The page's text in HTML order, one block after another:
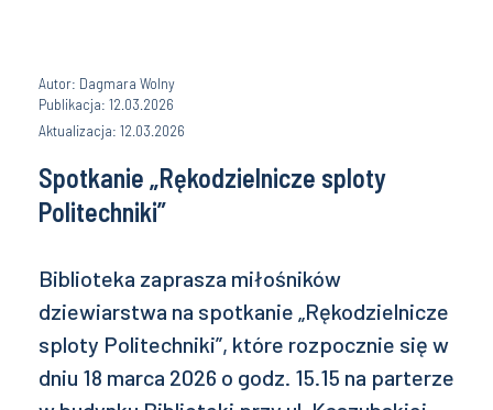
Autor: Dagmara Wolny
Publikacja: 12.03.2026
Aktualizacja: 12.03.2026
Spotkanie „Rękodzielnicze sploty
Politechniki”
Biblioteka zaprasza miłośników
dziewiarstwa na spotkanie „Rękodzielnicze
sploty Politechniki”, które rozpocznie się w
dniu 18 marca 2026 o godz. 15.15 na parterze